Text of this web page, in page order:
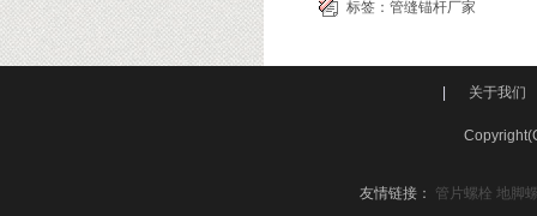
标签： 管缝锚杆厂家
关于我们
友情链接： 管片螺栓 地脚